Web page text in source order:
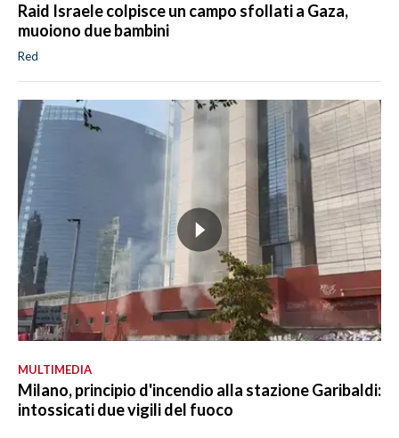
Raid Israele colpisce un campo sfollati a Gaza,
muoiono due bambini
Red
MULTIMEDIA
Milano, principio d'incendio alla stazione Garibaldi:
intossicati due vigili del fuoco